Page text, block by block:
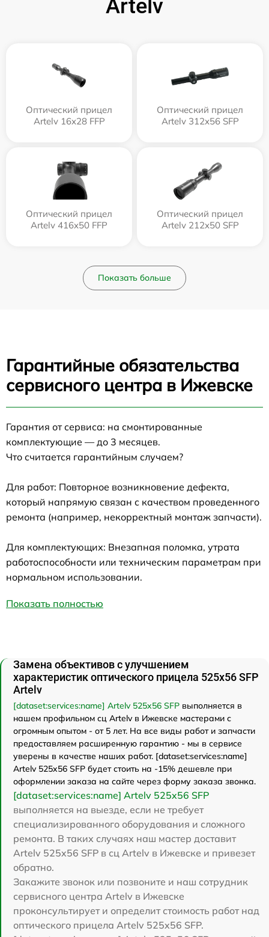
Artelv
Оптический прицел
Artelv 16x28 FFP
Оптический прицел
Artelv 312x56 SFP
Оптический прицел
Artelv 416x50 FFP
Оптический прицел
Artelv 212x50 SFP
Показать больше
Гарантийные обязательства
сервисного центра в Ижевске
Гарантия от сервиса: на смонтированные
комплектующие — до 3 месяцев.
Что считается гарантийным случаем?
Для работ: Повторное возникновение дефекта,
который напрямую связан с качеством проведенного
ремонта (например, некорректный монтаж запчасти).
Для комплектующих: Внезапная поломка, утрата
работоспособности или техническим параметрам при
нормальном использовании.
Показать полностью
Замена объективов с улучшением
характеристик оптического прицела 525x56 SFP
Artelv
[dataset:services:name] Artelv 525x56 SFP выполняется в
нашем профильном сц Artelv в Ижевске мастерами с
огромным опытом - от 5 лет. На все виды работ и запчасти
предоставляем расширенную гарантию - мы в сервисе
уверены в качестве наших работ. [dataset:services:name]
Artelv 525x56 SFP будет стоить на -15% дешевле при
оформлении заказа на сайте через форму заказа звонка.
[dataset:services:name] Artelv 525x56 SFP
выполняется на выезде, если не требует
специализированного оборудования и сложного
ремонта. В таких случаях наш мастер доставит
Artelv 525x56 SFP в сц Artelv в Ижевске и привезет
обратно.
Закажите звонок или позвоните и наш сотрудник
сервисного центра Artelv в Ижевске
проконсультирует и определит стоимость работ над
оптического прицела Artelv 525x56 SFP.